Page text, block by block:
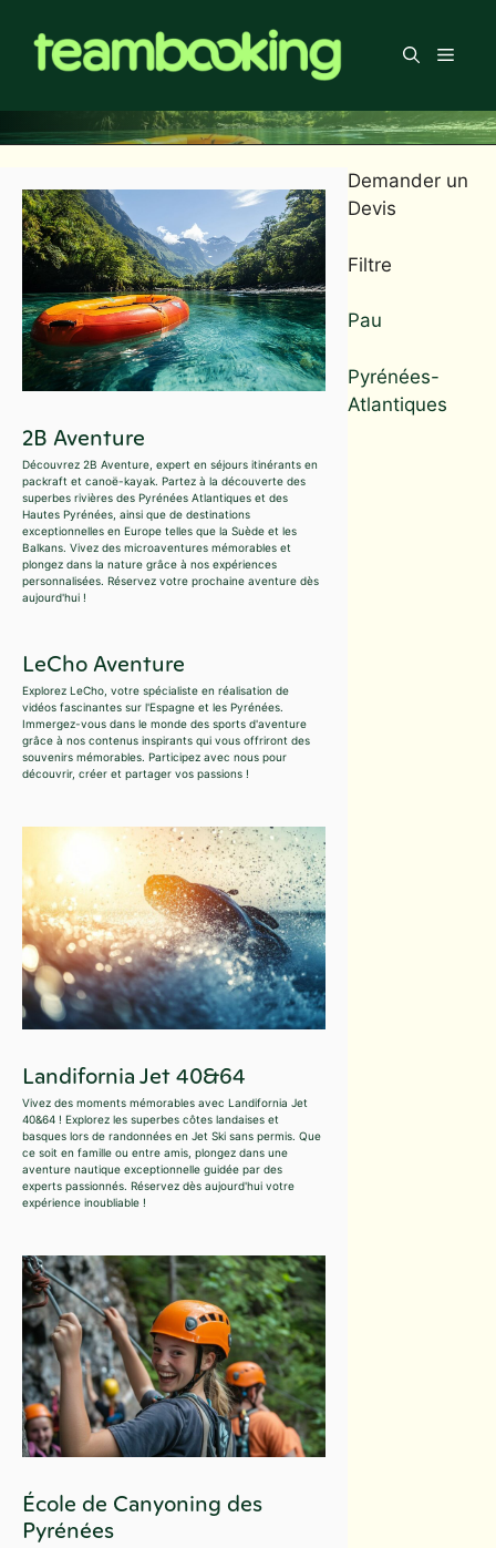
contenu
Menu
2B Aventure
Découvrez 2B Aventure, expert en séjours itinérants en
packraft et canoë-kayak. Partez à la découverte des
superbes rivières des Pyrénées Atlantiques et des
Hautes Pyrénées, ainsi que de destinations
exceptionnelles en Europe telles que la Suède et les
Balkans. Vivez des microaventures mémorables et
plongez dans la nature grâce à nos expériences
personnalisées. Réservez votre prochaine aventure dès
aujourd'hui !
LeCho Aventure
Explorez LeCho, votre spécialiste en réalisation de
vidéos fascinantes sur l'Espagne et les Pyrénées.
Immergez-vous dans le monde des sports d'aventure
grâce à nos contenus inspirants qui vous offriront des
souvenirs mémorables. Participez avec nous pour
découvrir, créer et partager vos passions !
Landifornia Jet 40&64
Vivez des moments mémorables avec Landifornia Jet
40&64 ! Explorez les superbes côtes landaises et
basques lors de randonnées en Jet Ski sans permis. Que
ce soit en famille ou entre amis, plongez dans une
aventure nautique exceptionnelle guidée par des
experts passionnés. Réservez dès aujourd'hui votre
expérience inoubliable !
École de Canyoning des
Pyrénées
Demander un
Devis
Filtre
Pau
Pyrénées-
Atlantiques